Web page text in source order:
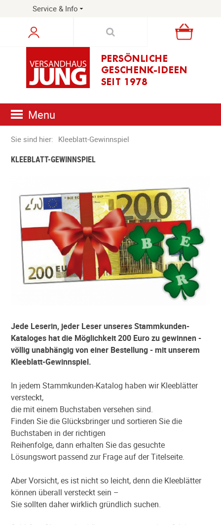
Service & Info
Warenkorb
Menu
Sie sind hier: Kleeblatt-Gewinnspiel
KLEEBLATT-GEWINNSPIEL
Jede Leserin, jeder Leser unseres Stammkunden-
Kataloges hat die Möglichkeit 200 Euro zu gewinnen -
völlig unabhängig von einer Bestellung - mit unserem
Kleeblatt-Gewinnspiel.
In jedem Stammkunden-Katalog haben wir Kleeblätter
versteckt,
die mit einem Buchstaben versehen sind.
Finden Sie die Glücksbringer und sortieren Sie die
Buchstaben in der richtigen
Reihenfolge, dann erhalten Sie das gesuchte
Lösungswort passend zur Frage auf der Titelseite.
Aber Vorsicht, es ist nicht so leicht, denn die Kleeblätter
können überall versteckt sein –
Sie sollten daher wirklich gründlich suchen.